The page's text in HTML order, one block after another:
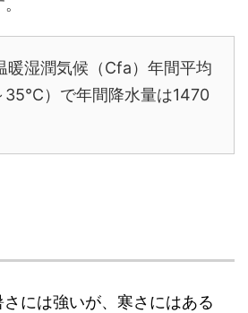
暖湿潤気候（Cfa）年間平均
）で年間降水量は1470
には強いが、寒さにはある